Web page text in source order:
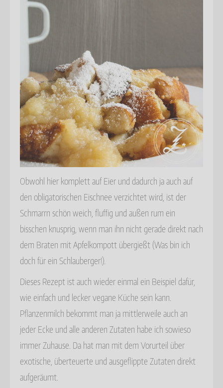
Obwohl hier komplett auf Eier und dadurch ja auch auf
den obligatorischen Eischnee verzichtet wird, ist der
Schmarrn schön weich, fluffig und außen rum ein
bisschen knusprig, wenn man ihn nicht gerade direkt nach
dem Braten mit Apfelkompott übergießt (Was bin ich
doch für ein Schlauberger!).
Dieses Rezept ist auch wieder einmal ein Beispiel dafür,
wie einfach und lecker vegane Küche sein kann.
Pflanzenmilch bekommt man ja mittlerweile auch an
jeder Ecke und alle anderen Zutaten habe ich sowieso
immer Zuhause. Da hat man mit dem Vorurteil über
exotische, überteuerte und ausgeflippte Zutaten direkt
aufgeräumt.